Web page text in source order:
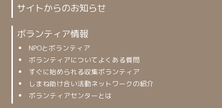
サイトからのお知らせ
ボランティア情報
NPOとボランティア
ボランティアについてよくある質問
すぐに始められる収集ボランティア
しまね助け合い活動ネットワークの紹介
ボランティアセンターとは